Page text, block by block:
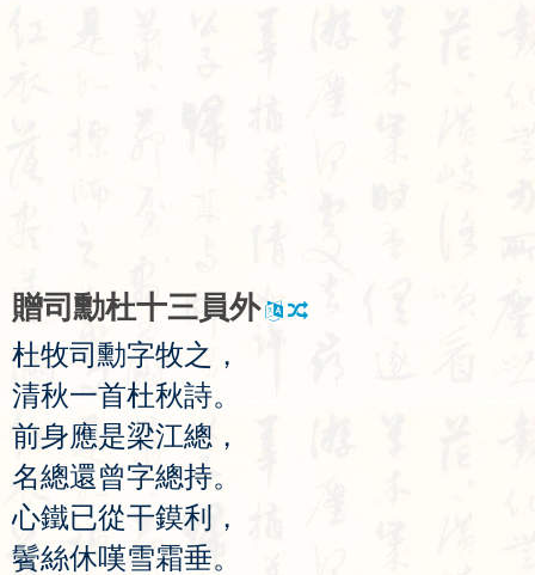
贈司 勳杜十三員外
杜牧司勳字牧之 ，
清秋一首杜秋詩。
前身應是梁江總 ，
名總還曾字總持。
心鐵已從干鏌利 ，
鬢絲休嘆雪霜垂。